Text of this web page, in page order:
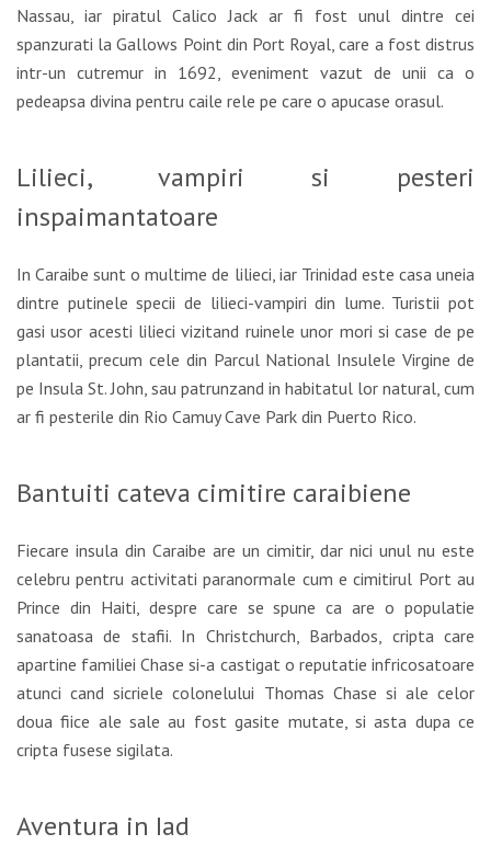
Nassau, iar piratul Calico Jack ar fi fost unul dintre cei
spanzurati la Gallows Point din Port Royal, care a fost distrus
intr-un cutremur in 1692, eveniment vazut de unii ca o
pedeapsa divina pentru caile rele pe care o apucase orasul.
Lilieci, vampiri si pesteri
inspaimantatoare
In Caraibe sunt o multime de lilieci, iar Trinidad este casa uneia
dintre putinele specii de lilieci-vampiri din lume. Turistii pot
gasi usor acesti lilieci vizitand ruinele unor mori si case de pe
plantatii, precum cele din Parcul National Insulele Virgine de
pe Insula St. John, sau patrunzand in habitatul lor natural, cum
ar fi pesterile din Rio Camuy Cave Park din Puerto Rico.
Bantuiti cateva cimitire caraibiene
Fiecare insula din Caraibe are un cimitir, dar nici unul nu este
celebru pentru activitati paranormale cum e cimitirul Port au
Prince din Haiti, despre care se spune ca are o populatie
sanatoasa de stafii. In Christchurch, Barbados, cripta care
apartine familiei Chase si-a castigat o reputatie infricosatoare
atunci cand sicriele colonelului Thomas Chase si ale celor
doua fiice ale sale au fost gasite mutate, si asta dupa ce
cripta fusese sigilata.
Aventura in Iad